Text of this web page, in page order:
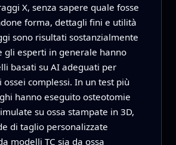
X, senza sapere quale fosse
forma, dettagli fini e utilità
sono risultati sostanzialmente
gli esperti in generale hanno
basati su AI adeguati per
complessi. In un test più
hanno eseguito osteotomie
su ossa stampate in 3D,
di taglio personalizzate
modelli TC sia da ossa